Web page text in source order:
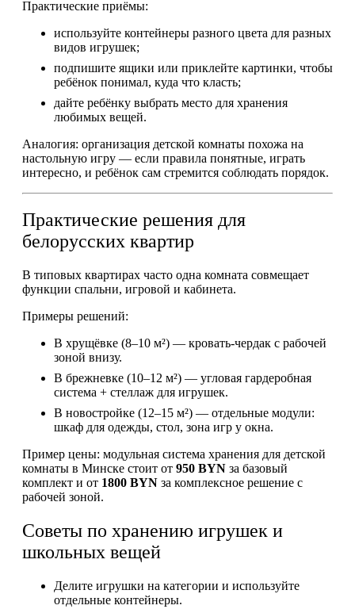
Практические приёмы:
используйте контейнеры разного цвета для разных
видов игрушек;
подпишите ящики или приклейте картинки, чтобы
ребёнок понимал, куда что класть;
дайте ребёнку выбрать место для хранения
любимых вещей.
Аналогия: организация детской комнаты похожа на
настольную игру — если правила понятные, играть
интересно, и ребёнок сам стремится соблюдать порядок.
Практические решения для
белорусских квартир
В типовых квартирах часто одна комната совмещает
функции спальни, игровой и кабинета.
Примеры решений:
В хрущёвке (8–10 м²) — кровать-чердак с рабочей
зоной внизу.
В брежневке (10–12 м²) — угловая гардеробная
система + стеллаж для игрушек.
В новостройке (12–15 м²) — отдельные модули:
шкаф для одежды, стол, зона игр у окна.
Пример цены: модульная система хранения для детской
комнаты в Минске стоит от 950 BYN за базовый
комплект и от 1800 BYN за комплексное решение с
рабочей зоной.
Советы по хранению игрушек и
школьных вещей
Делите игрушки на категории и используйте
отдельные контейнеры.